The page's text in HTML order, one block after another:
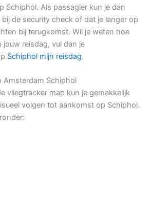
Schiphol. Als passagier kun je dan
de security check of dat je langer op
bij terugkomst. Wil je weten hoe
reisdag, vul dan je
Schiphol mijn reisdag.
Amsterdam Schiphol
vliegtracker map kun je gemakkelijk
volgen tot aankomst op Schiphol.